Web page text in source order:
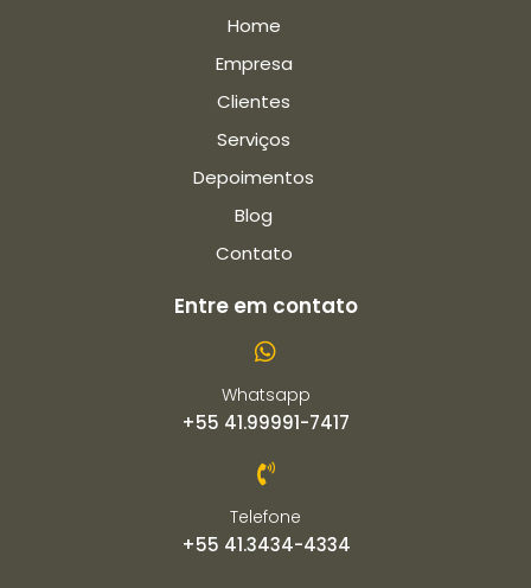
Home
Empresa
Clientes
Serviços
Depoimentos
Blog
Contato
Entre em contato
Whatsapp
+55 41.99991-7417
Telefone
+55 41.3434-4334